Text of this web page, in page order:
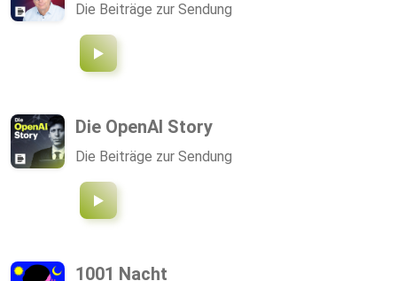
Die Beiträge zur Sendung
Die OpenAI Story
Die Beiträge zur Sendung
1001 Nacht